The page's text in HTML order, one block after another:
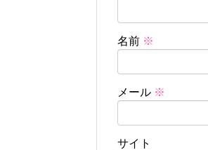
名前 ※
メール ※
サイト